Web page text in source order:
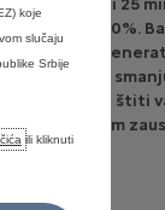
od 0 do 100%.
domet,
emisije i štiti
pri svakom
koje
slučaju
Srbije
ili kliknuti